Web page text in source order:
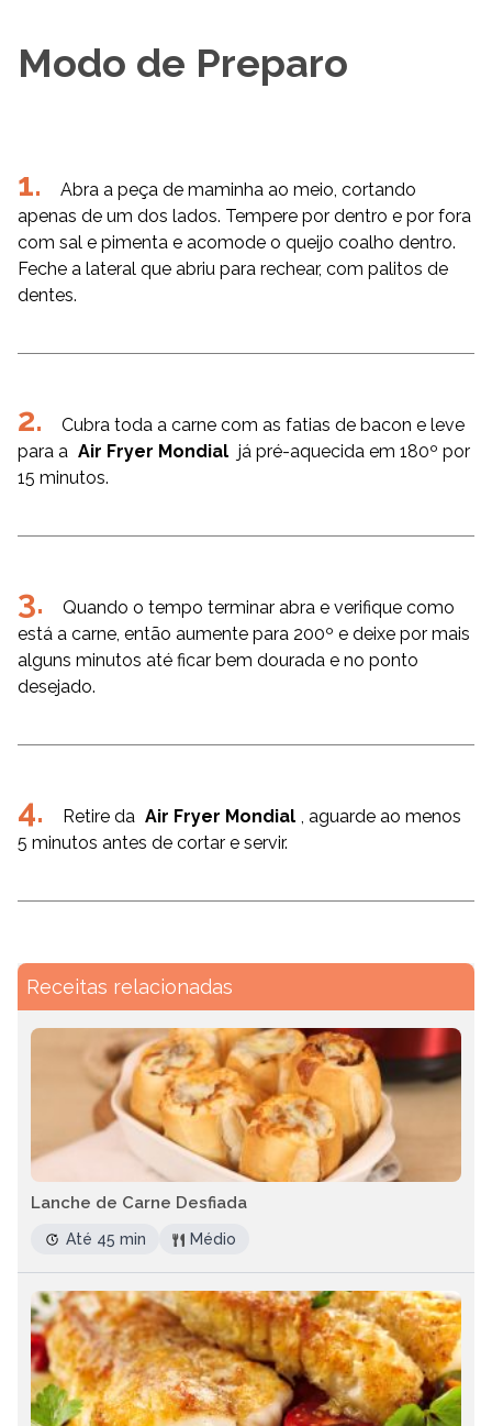
Modo de Preparo
Abra a peça de maminha ao meio, cortando
apenas de um dos lados. Tempere por dentro e por fora
com sal e pimenta e acomode o queijo coalho dentro.
Feche a lateral que abriu para rechear, com palitos de
dentes.
Cubra toda a carne com as fatias de bacon e leve
para a Air Fryer Mondial já pré-aquecida em 180º por
15 minutos.
Quando o tempo terminar abra e verifique como
está a carne, então aumente para 200º e deixe por mais
alguns minutos até ficar bem dourada e no ponto
desejado.
Retire da Air Fryer Mondial , aguarde ao menos
5 minutos antes de cortar e servir.
Receitas relacionadas
Lanche de Carne Desfiada
Até 45 min Médio